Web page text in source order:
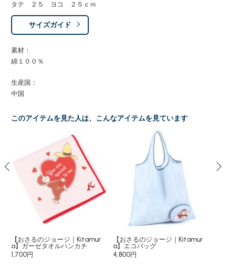
タテ ２５ ヨコ ２５ｃｍ
サイズガイド
素材：
綿１００％
生産国：
中国
このアイテムを見た人は、こんなアイテムを見ています
【おさるのジョージ｜Kitamur
a】ガーゼタオルハンカチ
1,700円
【おさるのジョージ｜Kitamur
a】エコバッグ
4,800円